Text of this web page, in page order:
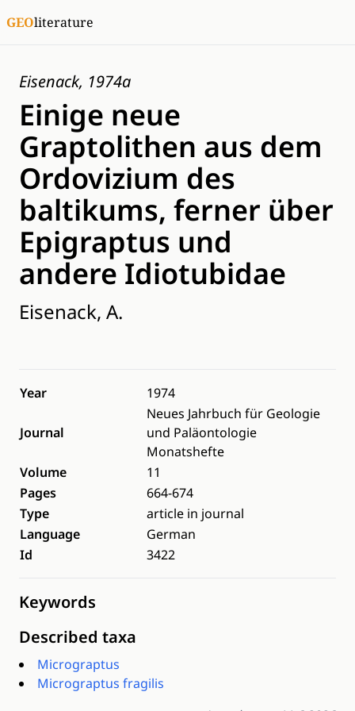
GEOliterature
Eisenack, 1974a
Einige neue
Graptolithen aus dem
Ordovizium des
baltikums, ferner über
Epigraptus und
andere Idiotubidae
Eisenack, A.
Year 1974
Journal
Neues Jahrbuch für Geologie
und Paläontologie
Monatshefte
Volume
11
Pages
664-674
Type
article in journal
Language
German
Id
3422
Keywords
Described taxa
Micrograptus
Micrograptus fragilis